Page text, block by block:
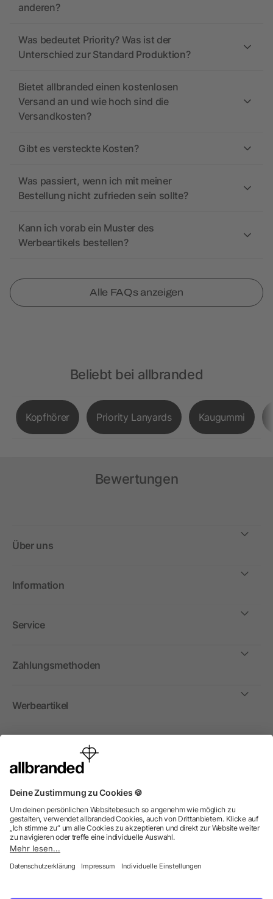
anderen?
Was bedeutet Priority? Was ist der
Unterschied zur Standard Produktion?
Bietet allbranded einen kostenlosen
Versand an und wie hoch sind die
Versandkosten?
Gibt es versteckte Kosten?
Was passiert, wenn ich mit meiner
Bestellung nicht zufrieden sein sollte?
Kann ich vorab ein Muster des
Werbeartikels bestellen?
Alle FAQs anzeigen
Beliebt bei allbranded
Kopfhörer Priority Lanyards Kaugummi
Bewertungen
Über uns
Information
Service
Zahlungsmethoden
Werbeartikel
International
Wir verkaufen Werbeartikel, Werbemittel und